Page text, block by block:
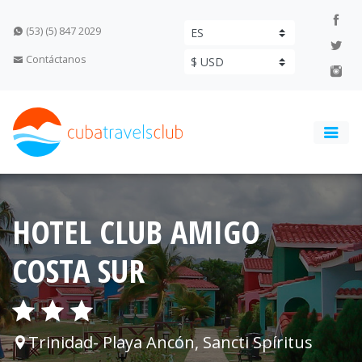
(53) (5) 847 2029
Contáctanos
HOTEL CLUB AMIGO
COSTA SUR
Trinidad- Playa Ancón, Sancti Spíritus